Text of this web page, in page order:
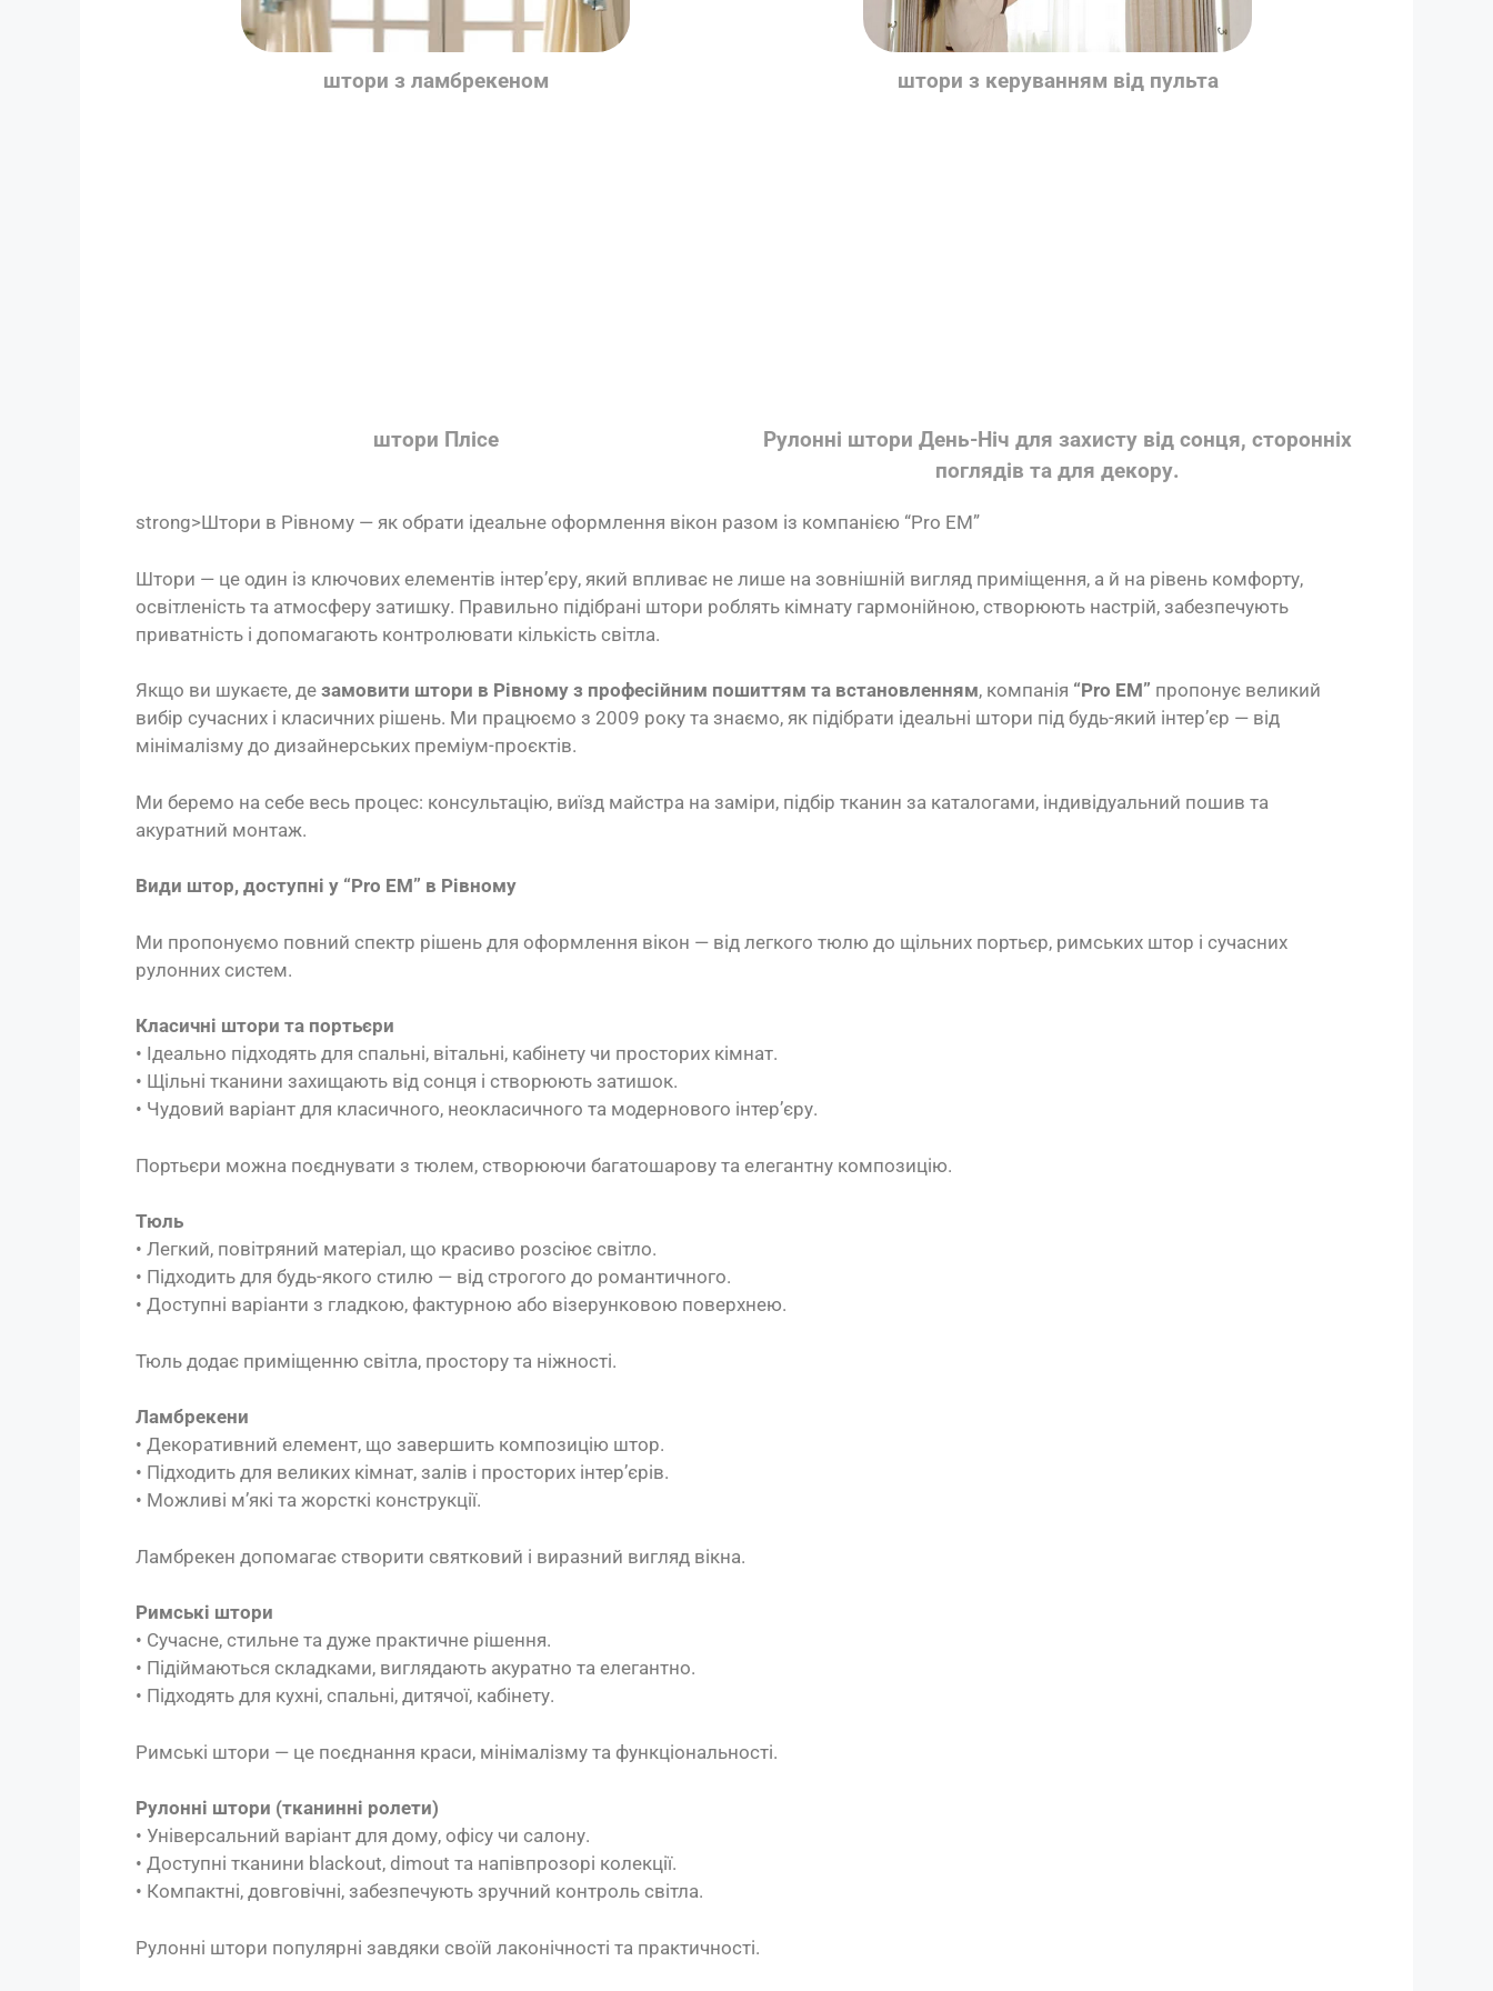
штори з ламбрекеном штори з керуванням від пульта
штори Плісе
Рулонні штори День-Ніч для захисту від сонця, сторонніх
поглядів та для декору.
strong>Штори в Рівному — як обрати ідеальне оформлення вікон разом із компанією “Pro EM”
Штори — це один із ключових елементів інтер’єру, який впливає не лише на зовнішній вигляд приміщення, а й на рівень комфорту,
освітленість та атмосферу затишку. Правильно підібрані штори роблять кімнату гармонійною, створюють настрій, забезпечують
приватність і допомагають контролювати кількість світла.
Якщо ви шукаєте, де замовити штори в Рівному з професійним пошиттям та встановленням, компанія “Pro EM” пропонує великий
вибір сучасних і класичних рішень. Ми працюємо з 2009 року та знаємо, як підібрати ідеальні штори під будь-який інтер’єр — від
мінімалізму до дизайнерських преміум-проєктів.
Ми беремо на себе весь процес: консультацію, виїзд майстра на заміри, підбір тканин за каталогами, індивідуальний пошив та
акуратний монтаж.
Види штор, доступні у “Pro EM” в Рівному
Ми пропонуємо повний спектр рішень для оформлення вікон — від легкого тюлю до щільних портьєр, римських штор і сучасних
рулонних систем.
Класичні штори та портьєри
• Ідеально підходять для спальні, вітальні, кабінету чи просторих кімнат.
• Щільні тканини захищають від сонця і створюють затишок.
• Чудовий варіант для класичного, неокласичного та модернового інтер’єру.
Портьєри можна поєднувати з тюлем, створюючи багатошарову та елегантну композицію.
Тюль
• Легкий, повітряний матеріал, що красиво розсіює світло.
• Підходить для будь-якого стилю — від строгого до романтичного.
• Доступні варіанти з гладкою, фактурною або візерунковою поверхнею.
Тюль додає приміщенню світла, простору та ніжності.
Ламбрекени
• Декоративний елемент, що завершить композицію штор.
• Підходить для великих кімнат, залів і просторих інтер’єрів.
• Можливі м’які та жорсткі конструкції.
Ламбрекен допомагає створити святковий і виразний вигляд вікна.
Римські штори
• Сучасне, стильне та дуже практичне рішення.
• Підіймаються складками, виглядають акуратно та елегантно.
• Підходять для кухні, спальні, дитячої, кабінету.
Римські штори — це поєднання краси, мінімалізму та функціональності.
Рулонні штори (тканинні ролети)
• Універсальний варіант для дому, офісу чи салону.
• Доступні тканини blackout, dimout та напівпрозорі колекції.
• Компактні, довговічні, забезпечують зручний контроль світла.
Рулонні штори популярні завдяки своїй лаконічності та практичності.